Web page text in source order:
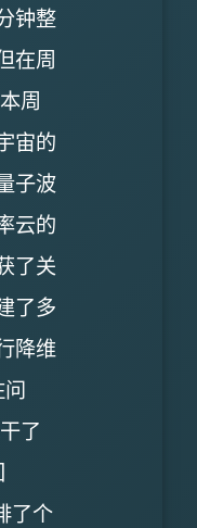
钟整
在周
周
宙的
子波
云的
了关
了多
降维
问
了
了个